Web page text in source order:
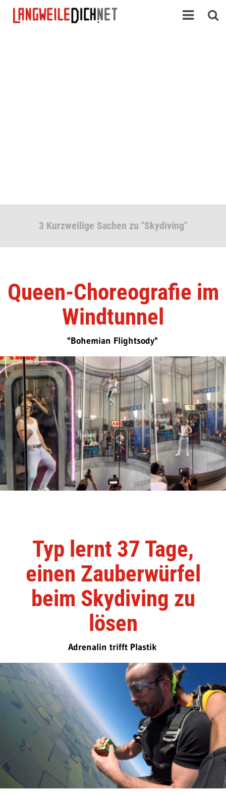
3 Kurzweilige Sachen zu "Skydiving"
Queen-Choreografie im
Windtunnel
"Bohemian Flightsody"
Typ lernt 37 Tage,
einen Zauberwürfel
beim Skydiving zu
lösen
Adrenalin trifft Plastik